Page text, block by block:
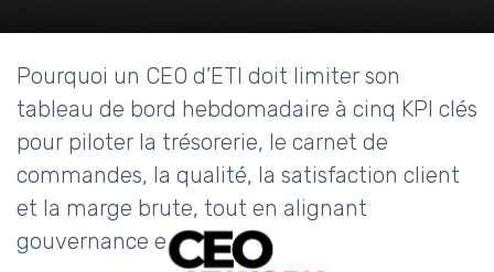
Pourquoi un CEO d’ETI doit limiter son
tableau de bord hebdomadaire à cinq KPI clés
pour piloter la trésorerie, le carnet de
commandes, la qualité, la satisfaction client
et la marge brute, tout en alignant
gouvernance et stratégie.